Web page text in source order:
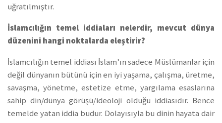
uğratılmıştır.
İslamcılığın temel iddiaları nelerdir, mevcut dünya
düzenini hangi noktalarda eleştirir?
İslamcılığın temel iddiası İslam’ın sadece Müslümanlar için
değil dünyanın bütünü için en iyi yaşama, çalışma, üretme,
savaşma, yönetme, estetize etme, yargılama esaslarına
sahip din/dünya görüşü/ideoloji olduğu iddiasıdır. Bence
temelde yatan iddia budur. Dolayısıyla bu dinin hayata dair